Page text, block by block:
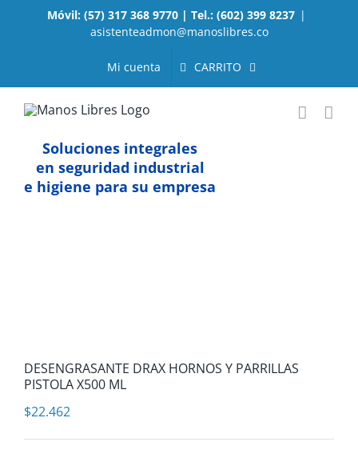
Móvil: (57) 317 368 9770 | Tel.: (602) 399 8237 |
asistenteadmon@manoslibres.co
Mi cuenta CARRITO
Soluciones integrales
en seguridad industrial
e higiene para su empresa
DESENGRASANTE DRAX HORNOS Y PARRILLAS
PISTOLA X500 ML
$22.462